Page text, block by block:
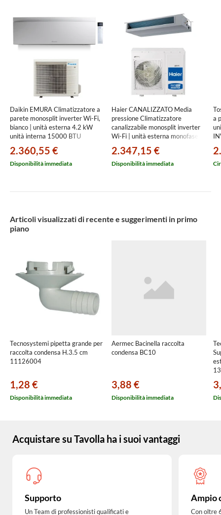
Daikin EMURA Climatizzatore a
parete monosplit inverter Wi-Fi,
bianco | unità esterna 4.2 kW
unità interna 15000 BTU
2.360,55 €
Disponibilità immediata
Haier CANALIZZATO Media
pressione Climatizzatore
canalizzabile monosplit inverter
Wi-Fi | unità esterna monofase
BTU
1U105S2SS2FA+AD105S2SM9FA(H)
2.347,15 €
Disponibilità immediata
a
Articoli visualizzati di recente e suggerimenti in primo
piano
Tecnosystemi pipetta grande per
raccolta condensa H.3.5 cm
11126004
1,28 €
Disponibilità immediata
Aermec Bacinella raccolta
condensa BC10
3,88 €
Disponibilità immediata
Acquistare su Tavolla ha i suoi vantaggi
Supporto
Un Team di professionisti qualificati e
Ampio
Con oltre